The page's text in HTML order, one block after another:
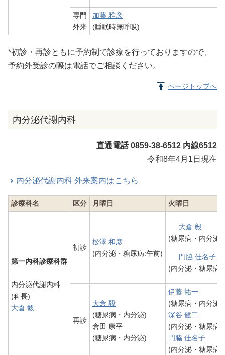
専門
外来
加藤 雅彦
(睡眠時無呼吸)
*初診・再診ともに予約制で診療を行っておりますので、
予約外受診の際は電話でご相談ください。
ページトップへ
内分泌代謝内科
直通電話 0859-38-6512 内線6512
令和8年4月1日現在
内分泌代謝内科 外来案内はこちら
診療科名 区分 月曜日 火曜日
第一内科診療科群
内分泌代謝内科
(科長)
大倉 毅
初診
松澤 和彦
(内分泌・糖尿病:午前)
大倉 毅
(糖尿病・内分泌
門脇 佳名子
(内分泌・糖尿病
再診
大倉 毅
(糖尿病・内分泌)
倉田 康平
(糖尿病・内分泌)
伊藤 祐一
(糖尿病・内分泌)
深谷 健二
(内分泌・糖尿病)
門脇 佳名子
(内分泌・糖尿病)